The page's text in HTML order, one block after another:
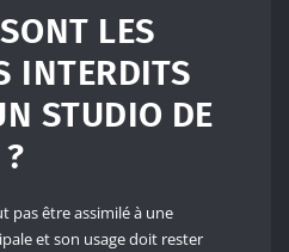
LES
INTERDITS
STUDIO DE
pas être assimilé à une
et son usage doit rester